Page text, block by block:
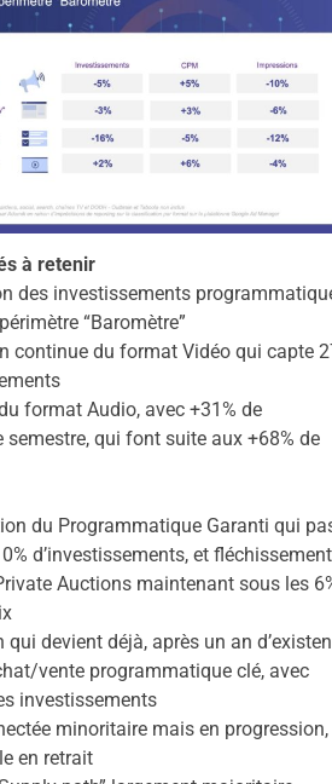
à retenir
des investissements
“Baromètre”
continue du format Vidéo qui capte
format Audio, avec +31% de
semestre, qui font suite aux +68% de
du Programmatique Garanti qui
d’investissements, et fléchissement
Auctions maintenant sous les
qui devient déjà, après un an
vente programmatique clé, avec
investissements
minoritaire mais en progression,
en retrait